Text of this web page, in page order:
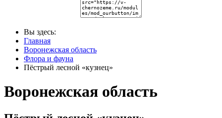
Вы здесь:
Главная
Воронежская область
Флора и фауна
Пёстрый лесной «кузнец»
Воронежская область